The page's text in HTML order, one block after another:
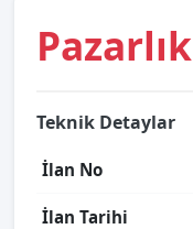
Pazarlık
Teknik Detaylar
İlan No
İlan Tarihi